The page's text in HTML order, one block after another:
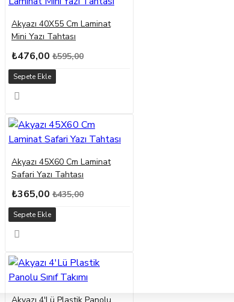
Akyazı 40X55 Cm Laminat
Mini Yazı Tahtası
₺476,00 ₺595,00
Sepete Ekle
Akyazı 45X60 Cm Laminat
Safari Yazı Tahtası
₺365,00 ₺435,00
Sepete Ekle